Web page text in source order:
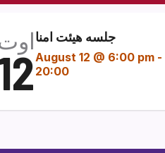
جلسه هیئت امنا
August 12 @ 6:00 pm -
20:00